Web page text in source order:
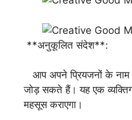
**अनुकूलित संदेश**:
आप अपने प्रियजनों के नाम
जोड़ सकते हैं। यह एक
महसूस कराएगा।